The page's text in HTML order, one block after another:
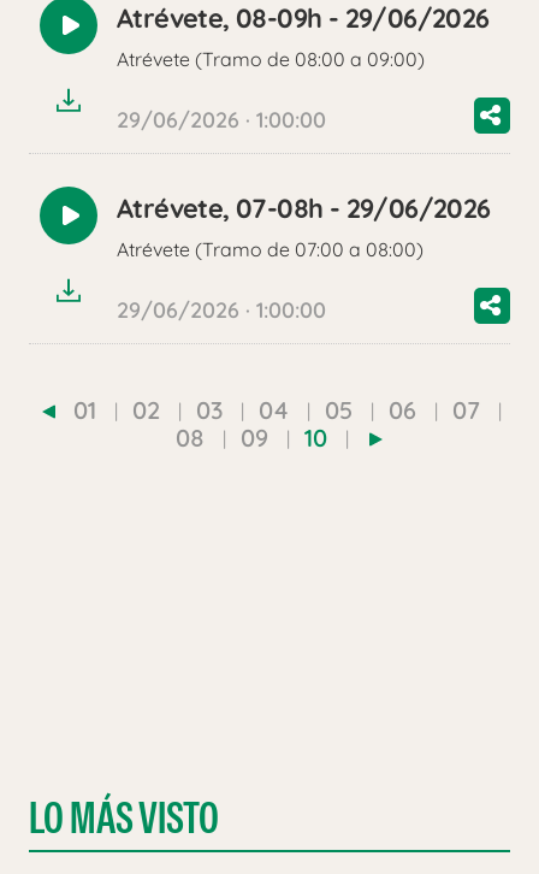
Reproducir
audio
Atrévete, 08-09h - 29/06/2026
Atrévete (Tramo de 08:00 a 09:00)
29/06/2026 · 1:00:00
Reproducir
audio
Atrévete, 07-08h - 29/06/2026
Atrévete (Tramo de 07:00 a 08:00)
29/06/2026 · 1:00:00
01 02 03 04 05 06
07
08
09 10
LO MÁS VISTO